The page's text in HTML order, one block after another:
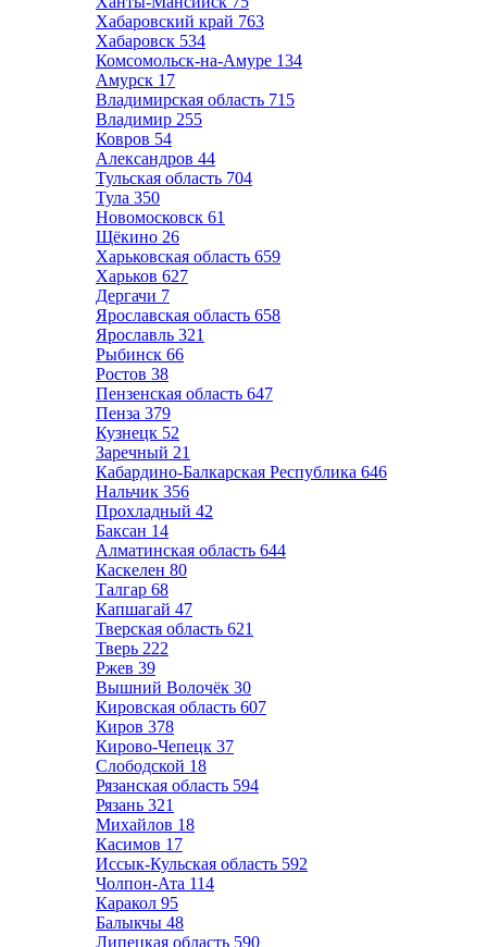
Хабаровский край 763
Хабаровск 534
Комсомольск-на-Амуре 134
Амурск 17
Владимирская область 715
Владимир 255
Ковров 54
Александров 44
Тульская область 704
Тула 350
Новомосковск 61
Щёкино 26
Харьковская область 659
Харьков 627
Дергачи 7
Ярославская область 658
Ярославль 321
Рыбинск 66
Ростов 38
Пензенская область 647
Пенза 379
Кузнецк 52
Заречный 21
Кабардино-Балкарская Республика 646
Нальчик 356
Прохладный 42
Баксан 14
Алматинская область 644
Каскелен 80
Талгар 68
Капшагай 47
Тверская область 621
Тверь 222
Ржев 39
Вышний Волочёк 30
Кировская область 607
Киров 378
Кирово-Чепецк 37
Слободской 18
Рязанская область 594
Рязань 321
Михайлов 18
Касимов 17
Иссык-Кульская область 592
Чолпон-Ата 114
Каракол 95
Балыкчы 48
Липецкая область 590